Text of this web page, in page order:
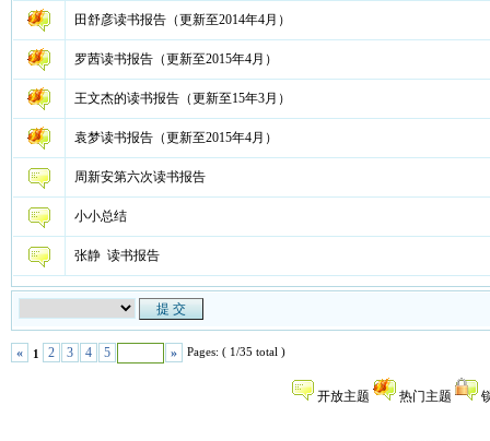
田舒彦读书报告（更新至2014年4月）
罗茜读书报告（更新至2015年4月）
王文杰的读书报告（更新至15年3月）
袁梦读书报告（更新至2015年4月）
周新安第六次读书报告
小小总结
张静 读书报告
« 1 2 3 4 5 » Pages: ( 1/35 total )
开放主题 热门主题